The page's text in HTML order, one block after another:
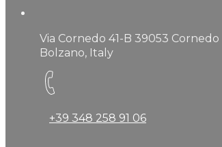
Via Cornedo 41-B 39053 Cornedo
Bolzano, Italy
+39 348 258 91 06